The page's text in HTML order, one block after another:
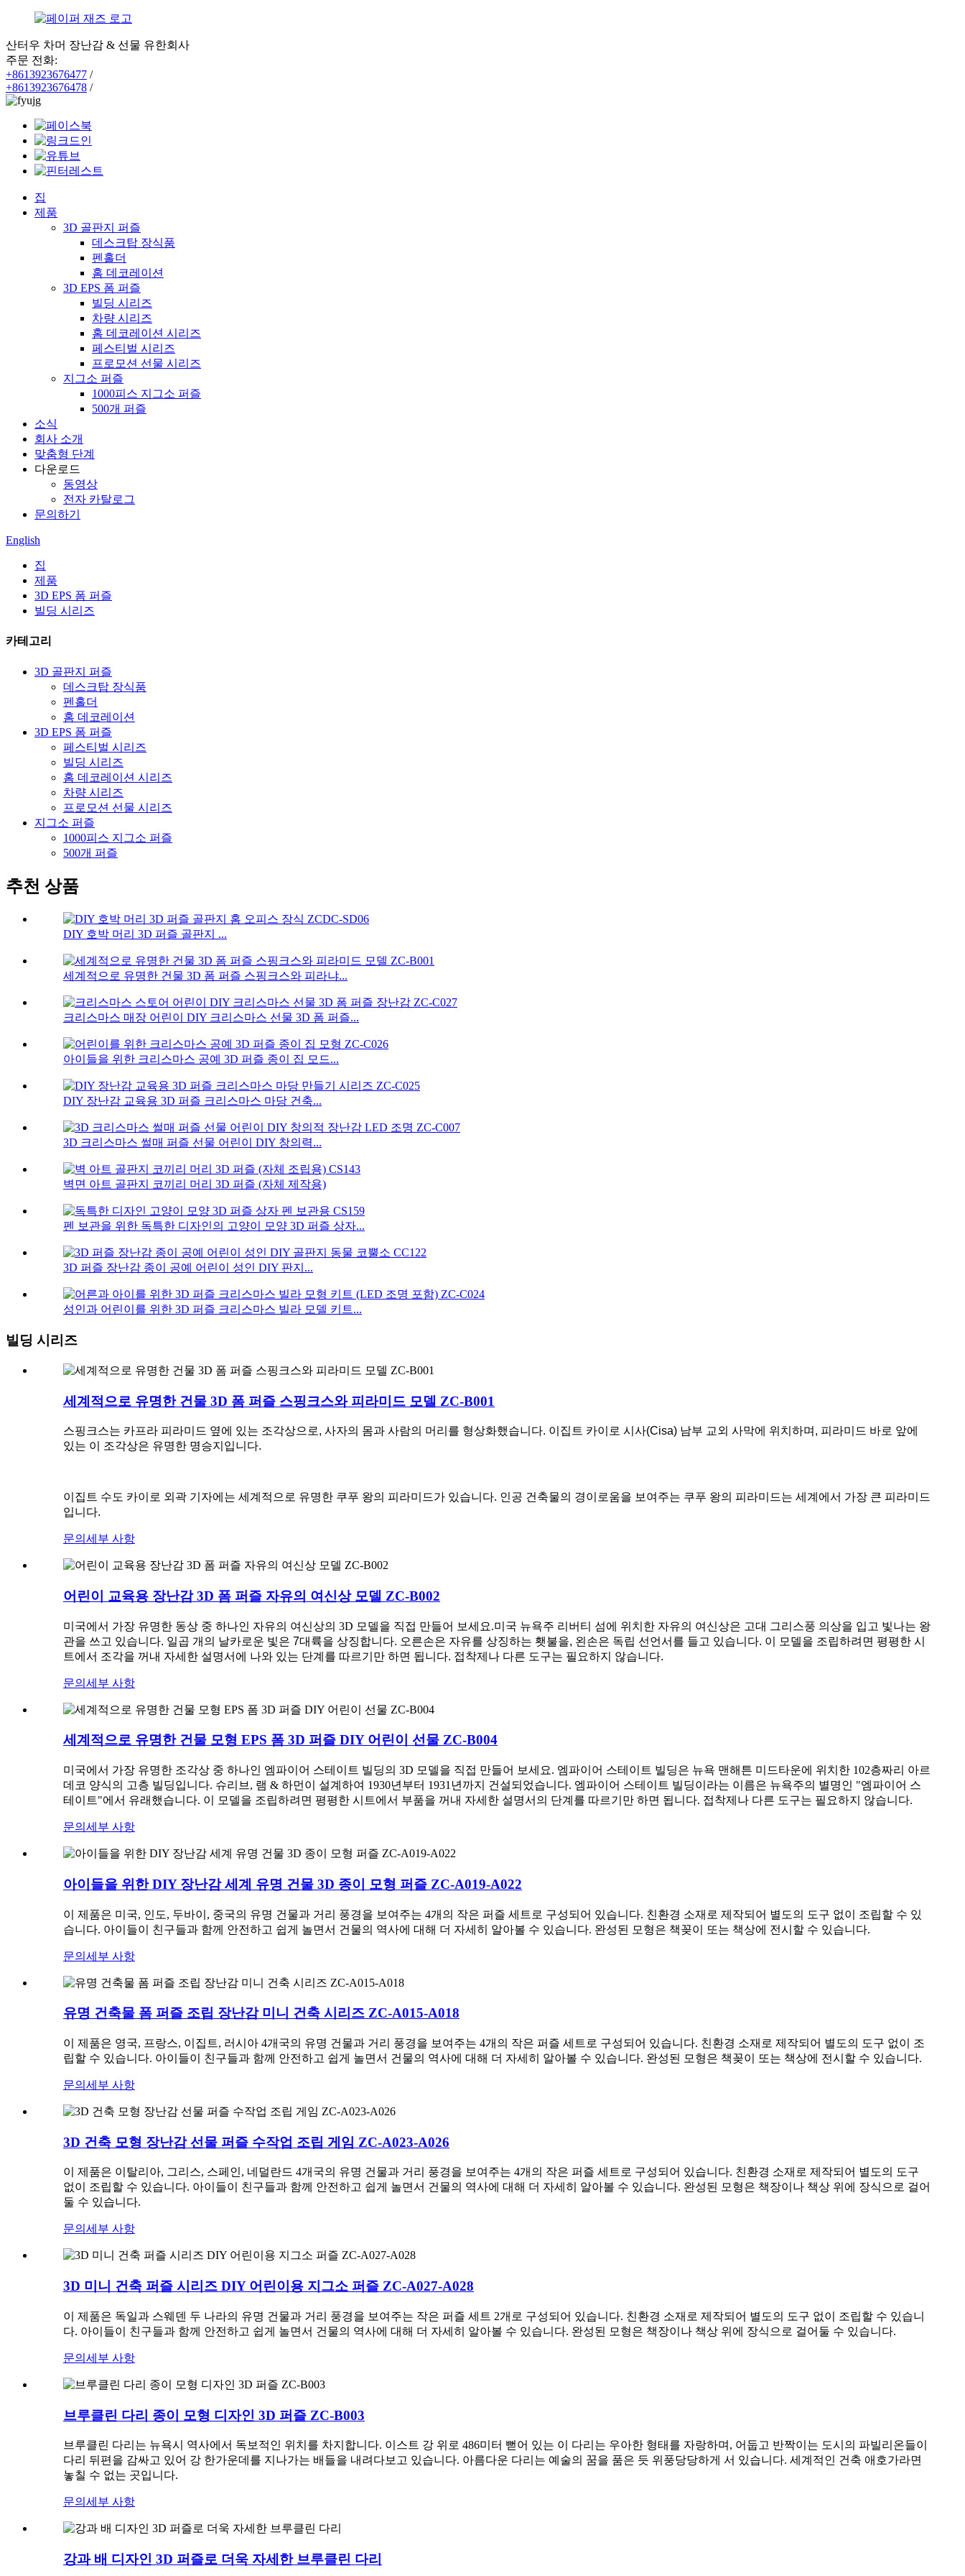
산터우 차머 장난감 & 선물 유한회사
주문 전화:
+8613923676477 /
+8613923676478 /
집
제품
3D 골판지 퍼즐
데스크탑 장식품
펜홀더
홈 데코레이션
3D EPS 폼 퍼즐
빌딩 시리즈
차량 시리즈
홈 데코레이션 시리즈
페스티벌 시리즈
프로모션 선물 시리즈
지그소 퍼즐
1000피스 지그소 퍼즐
500개 퍼즐
소식
회사 소개
맞춤형 단계
다운로드
동영상
전자 카탈로그
문의하기
English
집
제품
3D EPS 폼 퍼즐
빌딩 시리즈
카테고리
3D 골판지 퍼즐
데스크탑 장식품
펜홀더
홈 데코레이션
3D EPS 폼 퍼즐
페스티벌 시리즈
빌딩 시리즈
홈 데코레이션 시리즈
차량 시리즈
프로모션 선물 시리즈
지그소 퍼즐
1000피스 지그소 퍼즐
500개 퍼즐
추천 상품
DIY 호박 머리 3D 퍼즐 골판지 ...
세계적으로 유명한 건물 3D 폼 퍼즐 스핑크스와 피라냐...
크리스마스 매장 어린이 DIY 크리스마스 선물 3D 폼 퍼즐...
아이들을 위한 크리스마스 공예 3D 퍼즐 종이 집 모드...
DIY 장난감 교육용 3D 퍼즐 크리스마스 마당 건축...
3D 크리스마스 썰매 퍼즐 선물 ​​어린이 DIY 창의력...
벽면 아트 골판지 코끼리 머리 3D 퍼즐 (자체 제작용)
펜 보관을 위한 독특한 디자인의 고양이 모양 3D 퍼즐 상자...
3D 퍼즐 장난감 종이 공예 어린이 성인 DIY 판지...
성인과 어린이를 위한 3D 퍼즐 크리스마스 빌라 모델 키트...
빌딩 시리즈
세계적으로 유명한 건물 3D 폼 퍼즐 스핑크스와 피라미드 모델 ZC-B001
스핑크스는 카프라 피라미드 옆에 있는 조각상으로, 사자의 몸과 사람의 머리를 형상화했습니다. 이집트 카이로 시사(Cisa) 남부 교외 사막에 위치하며, 피라미드 바로 앞에
있는 이 조각상은 유명한 명승지입니다.
이집트 수도 카이로 외곽 기자에는 세계적으로 유명한 쿠푸 왕의 피라미드가 있습니다. 인공 건축물의 경이로움을 보여주는 쿠푸 왕의 피라미드는 세계에서 가장 큰 피라미드
입니다.
문의 세부 사항
어린이 교육용 장난감 3D 폼 퍼즐 자유의 여신상 모델 ZC-B002
미국에서 가장 유명한 동상 중 하나인 자유의 여신상의 3D 모델을 직접 만들어 보세요.미국 뉴욕주 리버티 섬에 위치한 자유의 여신상은 고대 그리스풍 의상을 입고 빛나는 왕
관을 쓰고 있습니다. 일곱 개의 날카로운 빛은 7대륙을 상징합니다. 오른손은 자유를 상징하는 횃불을, 왼손은 독립 선언서를 들고 있습니다. 이 모델을 조립하려면 평평한 시
트에서 조각을 꺼내 자세한 설명서에 나와 있는 단계를 따르기만 하면 됩니다. 접착제나 다른 도구는 필요하지 않습니다.
문의 세부 사항
세계적으로 유명한 건물 모형 EPS 폼 3D 퍼즐 DIY 어린이 선물 ZC-B004
미국에서 가장 유명한 조각상 중 하나인 엠파이어 스테이트 빌딩의 3D 모델을 직접 만들어 보세요. 엠파이어 스테이트 빌딩은 뉴욕 맨해튼 미드타운에 위치한 102층짜리 아르
데코 양식의 고층 빌딩입니다. 슈리브, 램 & 하먼이 설계하여 1930년부터 1931년까지 건설되었습니다. 엠파이어 스테이트 빌딩이라는 이름은 뉴욕주의 별명인 "엠파이어 스
테이트"에서 유래했습니다. 이 모델을 조립하려면 평평한 시트에서 부품을 꺼내 자세한 설명서의 단계를 따르기만 하면 됩니다. 접착제나 다른 도구는 필요하지 않습니다.
문의 세부 사항
아이들을 위한 DIY 장난감 세계 유명 건물 3D 종이 모형 퍼즐 ZC-A019-A022
이 제품은 미국, 인도, 두바이, 중국의 유명 건물과 거리 풍경을 보여주는 4개의 작은 퍼즐 세트로 구성되어 있습니다. 친환경 소재로 제작되어 별도의 도구 없이 조립할 수 있
습니다. 아이들이 친구들과 함께 안전하고 쉽게 놀면서 건물의 역사에 대해 더 자세히 알아볼 수 있습니다. 완성된 모형은 책꽂이 또는 책상에 전시할 수 있습니다.
문의 세부 사항
유명 건축물 폼 퍼즐 조립 장난감 미니 건축 시리즈 ZC-A015-A018
이 제품은 영국, 프랑스, ​​이집트, 러시아 4개국의 유명 건물과 거리 풍경을 보여주는 4개의 작은 퍼즐 세트로 구성되어 있습니다. 친환경 소재로 제작되어 별도의 도구 없이 조
립할 수 있습니다. 아이들이 친구들과 함께 안전하고 쉽게 놀면서 건물의 역사에 대해 더 자세히 알아볼 수 있습니다. 완성된 모형은 책꽂이 또는 책상에 전시할 수 있습니다.
문의 세부 사항
3D 건축 모형 장난감 선물 퍼즐 수작업 조립 게임 ZC-A023-A026
이 제품은 이탈리아, 그리스, 스페인, 네덜란드 4개국의 유명 건물과 거리 풍경을 보여주는 4개의 작은 퍼즐 세트로 구성되어 있습니다. 친환경 소재로 제작되어 별도의 도구
없이 조립할 수 있습니다. 아이들이 친구들과 함께 안전하고 쉽게 놀면서 건물의 역사에 대해 더 자세히 알아볼 수 있습니다. 완성된 모형은 책장이나 책상 위에 장식으로 걸어
둘 수 있습니다.
문의 세부 사항
3D 미니 건축 퍼즐 시리즈 DIY 어린이용 지그소 퍼즐 ZC-A027-A028
이 제품은 독일과 스웨덴 두 나라의 유명 건물과 거리 풍경을 보여주는 작은 퍼즐 세트 2개로 구성되어 있습니다. 친환경 소재로 제작되어 별도의 도구 없이 조립할 수 있습니
다. 아이들이 친구들과 함께 안전하고 쉽게 놀면서 건물의 역사에 대해 더 자세히 알아볼 수 있습니다. 완성된 모형은 책장이나 책상 위에 장식으로 걸어둘 수 있습니다.
문의 세부 사항
브루클린 다리 종이 모형 디자인 3D 퍼즐 ZC-B003
브루클린 다리는 뉴욕시 역사에서 독보적인 위치를 차지합니다. 이스트 강 위로 486미터 뻗어 있는 이 다리는 우아한 형태를 자랑하며, 어둡고 반짝이는 도시의 파빌리온들이
다리 뒤편을 감싸고 있어 강 한가운데를 지나가는 배들을 내려다보고 있습니다. 아름다운 다리는 예술의 꿈을 품은 듯 위풍당당하게 서 있습니다. 세계적인 건축 애호가라면
놓칠 수 없는 곳입니다.
문의 세부 사항
강과 배 디자인 3D 퍼즐로 더욱 자세한 브루클린 다리